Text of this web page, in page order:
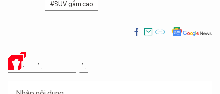
#SUV gầm cao
Ý KIẾN CỦA BẠN